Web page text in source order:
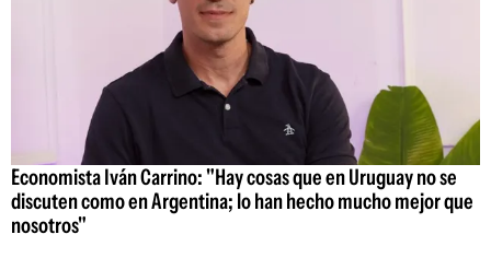
Economista Iván Carrino: "Hay cosas que en Uruguay no se
discuten como en Argentina; lo han hecho mucho mejor que
nosotros"